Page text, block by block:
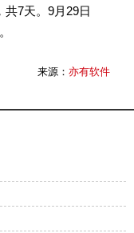
7天。9月29日
来源： 亦有软件